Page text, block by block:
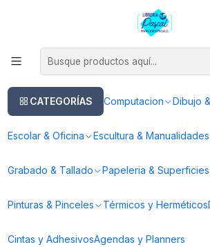
CATEGORÍAS Computacion Dibujo
Escolar & Oficina Escultura & Manualidades
Grabado & Tallado Papeleria & Superficies
Pinturas & Pinceles Térmicos y Herméticos
Cintas y AdhesivosAgendas y Planners
Este es el texto del slide
Pad Canson Montval 300Grs Grano